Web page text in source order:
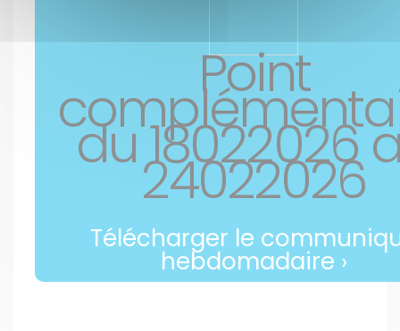
Point
du 18022026
24022026
Télécharger le
hebdomadaire ›